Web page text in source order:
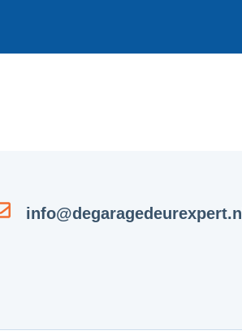
info@degaragedeurexpert.nl